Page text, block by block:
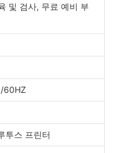
및 검사, 무료 예비 부
60HZ
투스 프린터